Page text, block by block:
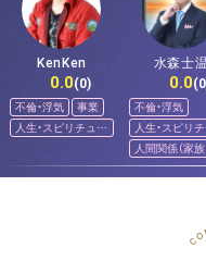
KenKen
0.0(0)
不倫・浮気
事業
人生・スピリチュア
ル
水森士温
0.0
不倫・浮気
人生・スピリ
アル
人間関係（家族
人）